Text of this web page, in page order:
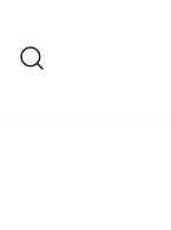
Inhalt
springen